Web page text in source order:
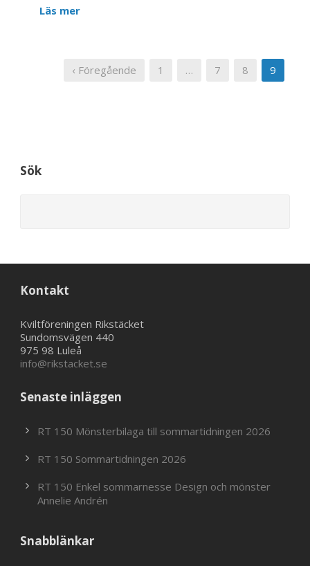
Läs mer
‹ Föregående 1 … 7 8 9
Sök
Kontakt
Kviltföreningen Rikstäcket
Sundomsvägen 440
975 98 Luleå
info@rikstacket.se
Senaste inläggen
RT 150 Mönsterbilaga till sommartidningen 2026
RT 150 Sommartidningen 2026
RT 150 Enkel sommarnesse Design och mönster
Annelie Andrén
Snabblänkar